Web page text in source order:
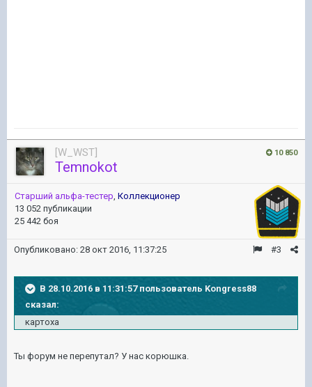
10 850
[W_WST]
Temnokot
Старший альфа-тестер Коллекционер
13 052 публикации
25 442 боя
#3
Опубликовано: 28 окт 2016, 11:37:25
В 28.10.2016 в 11:31:57 пользователь Kongress88
сказал:
картоха
Ты форум не перепутал? У нас корюшка.